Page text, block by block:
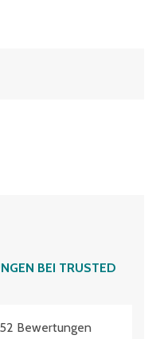
BEI TRUSTED
Bewertungen